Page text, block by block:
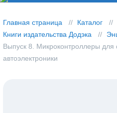
Главная страница
Каталог
Книги издательства Додэка
Выпуск 8. Микроконтроллеры
автоэлектроники